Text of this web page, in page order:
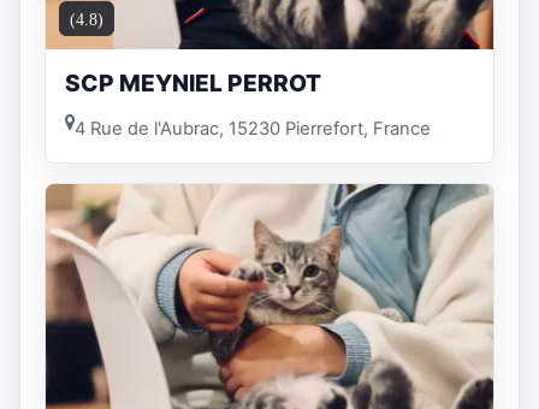
(4.8)
SCP MEYNIEL PERROT
4 Rue de l'Aubrac, 15230 Pierrefort, France